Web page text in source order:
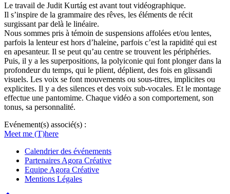
Le travail de Judit Kurtág est avant tout vidéographique.
Il s’inspire de la grammaire des rêves, les éléments de récit
surgissant par delà le linéaire.
Nous sommes pris à témoin de suspensions affolées et/ou lentes,
parfois la lenteur est hors d’haleine, parfois c’est la rapidité qui est
en apesanteur. Il se peut qu’au centre se trouvent les périphéries.
Puis, il y a les superpositions, la polyiconie qui font plonger dans la
profondeur du temps, qui le plient, déplient, des fois en glissandi
visuels. Les voix se font mouvements ou sous-titres, implicites ou
explicites. Il y a des silences et des voix sub-vocales. Et le montage
effectue une pantomime. Chaque vidéo a son comportement, son
tonus, sa personnalité.
Evénement(s) associé(s) :
Meet me (T)here
Calendrier des événements
Partenaires Agora Créative
Equipe Agora Créative
Mentions Légales